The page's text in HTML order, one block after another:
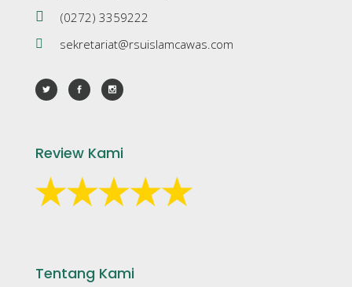
(0272) 3359222
sekretariat@rsuislamcawas.com
Review Kami
Tentang Kami